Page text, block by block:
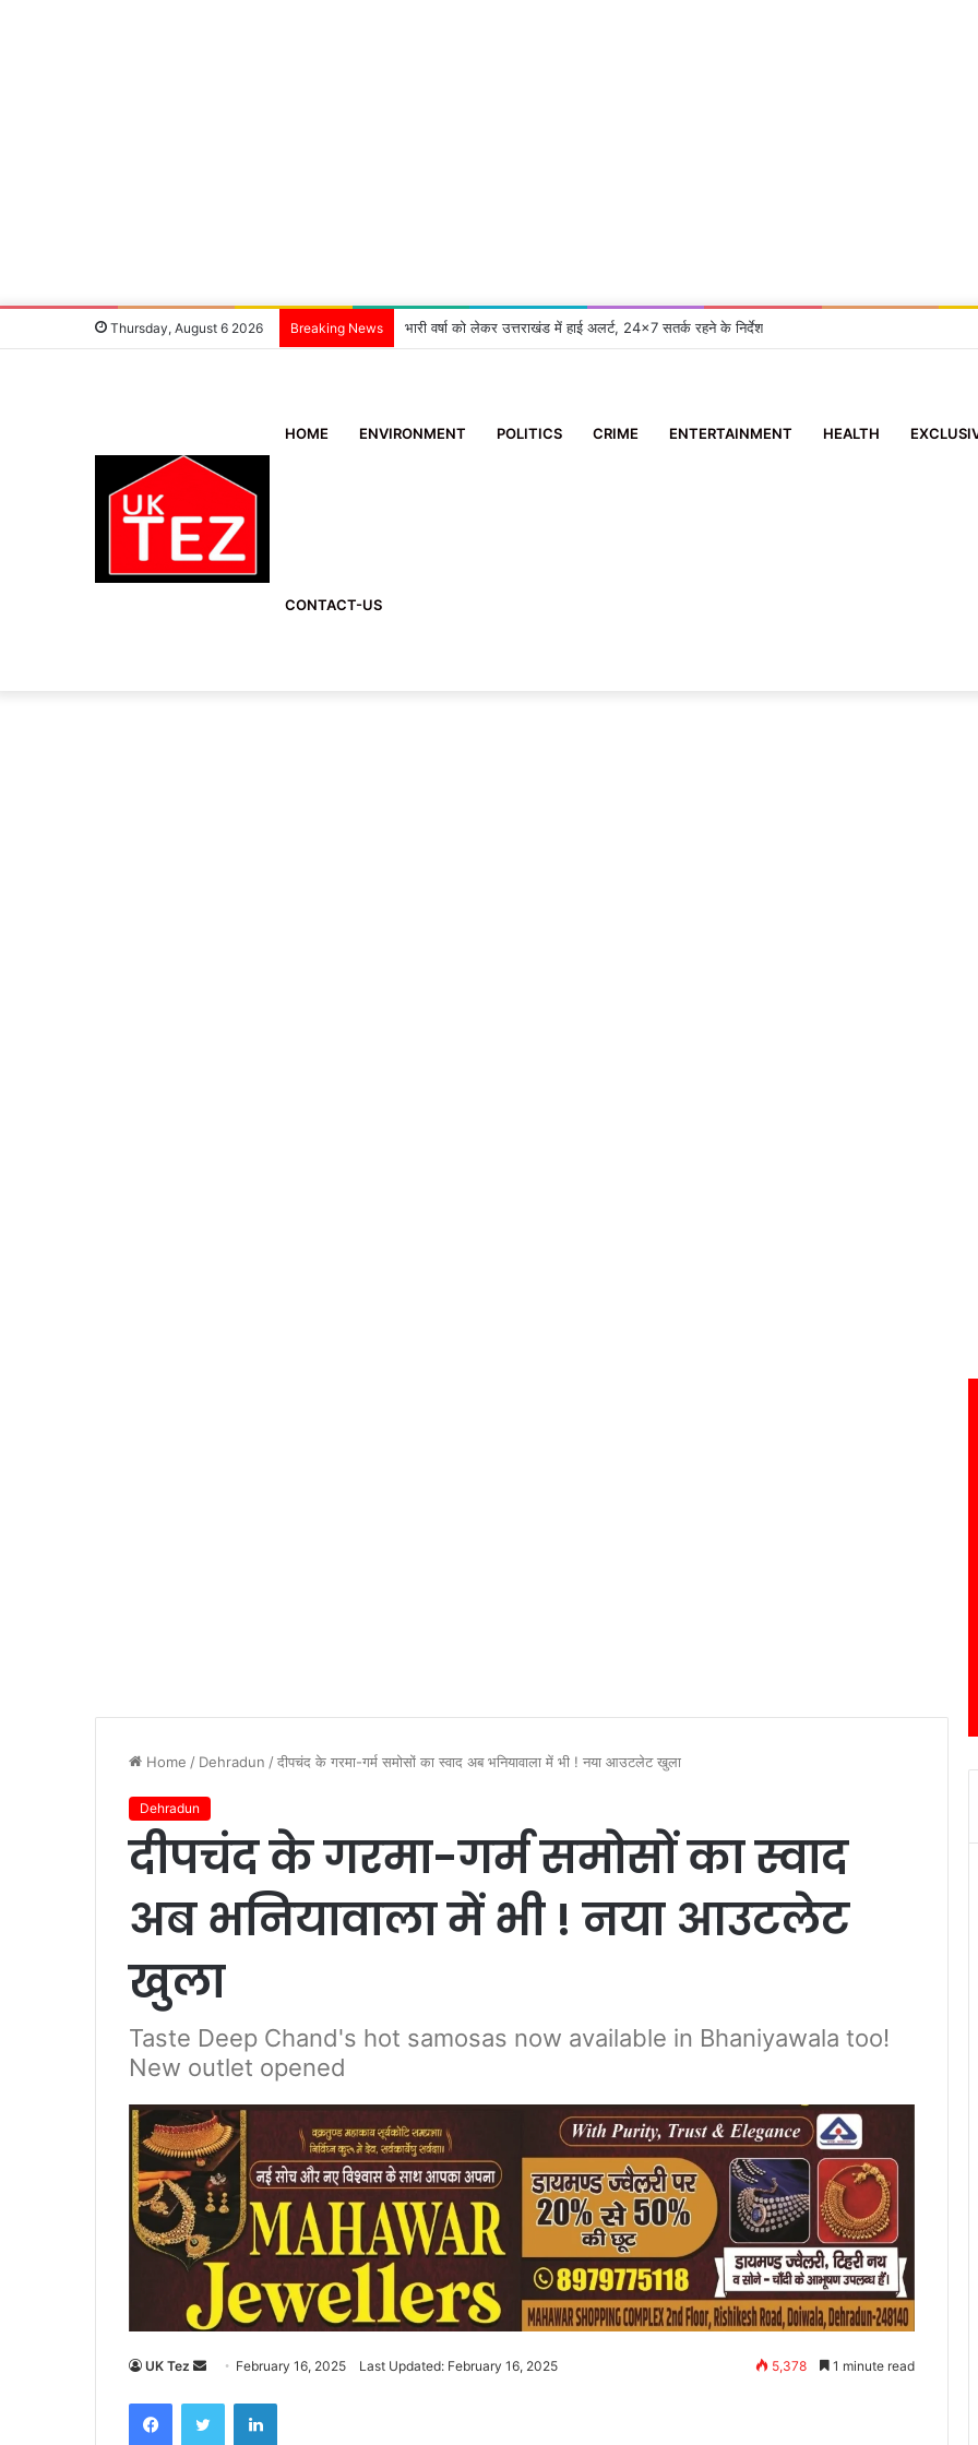
Thursday, August 6 2026 Breaking News ‘एक मदद ब्लड ग्रुप समिति’ के सदस्य ने 10 दिन के मासूम को दिया नया जीवन
HOME ENVIRONMENT POLITICS CRIME ENTERTAINMENT HEALTH
CONTACT-US
Home / Dehradun /दीपचंद के गरमा-गर्म समोसों का स्वाद अब भनियावाला में भी ! नया आउटलेट खुला
Dehradun
दीपचंद के गरमा-गर्म समोसों का स्वाद
अब भनियावाला में भी ! नया आउटलेट
खुला
Taste Deep Chand's hot samosas now available in Bhaniyawala too!
New outlet opened
UK Tez
n
February 16, 2025 Last Updated: February 16, 2025 5,378 1 minute read